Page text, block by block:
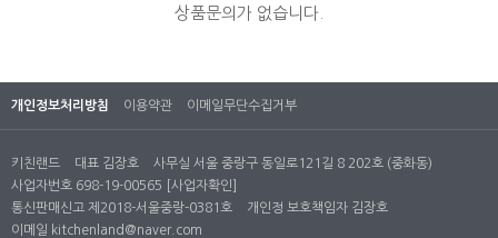
상품문의가 없습니다.
개인정보처리방침 이용약관 이메일무단수집거부
키친랜드 대표 김장호
사무실 서울 중랑구 동일로121길 8 202호 (중화동)
사업자번호 698-19-00565
[사업자확인]
통신판매신고 제2018-서울중랑-0381호
개인정 보호책임자 김장호
이메일 kitchenland@naver.com